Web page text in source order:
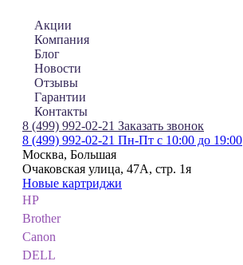
Акции
Компания
Блог
Новости
Отзывы
Гарантии
Контакты
8 (499) 992-02-21 Заказать звонок
8 (499) 992-02-21 Пн-Пт с 10:00 до 19:00
Москва, Большая
Очаковская улица, 47А, стр. 1я
Новые картриджи
HP
Brother
Canon
DELL